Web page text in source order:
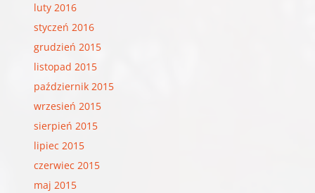
luty 2016
styczeń 2016
grudzień 2015
listopad 2015
październik 2015
wrzesień 2015
sierpień 2015
lipiec 2015
czerwiec 2015
maj 2015